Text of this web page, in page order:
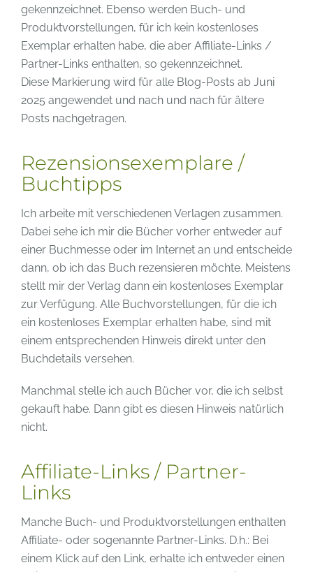
gekennzeichnet. Ebenso werden Buch- und
Produktvorstellungen, für ich kein kostenloses
Exemplar erhalten habe, die aber Affiliate-Links /
Partner-Links enthalten, so gekennzeichnet.
Diese Markierung wird für alle Blog-Posts ab Juni
2025 angewendet und nach und nach für ältere
Posts nachgetragen.
Rezensionsexemplare /
Buchtipps
Ich arbeite mit verschiedenen Verlagen zusammen.
Dabei sehe ich mir die Bücher vorher entweder auf
einer Buchmesse oder im Internet an und entscheide
dann, ob ich das Buch rezensieren möchte. Meistens
stellt mir der Verlag dann ein kostenloses Exemplar
zur Verfügung. Alle Buchvorstellungen, für die ich
ein kostenloses Exemplar erhalten habe, sind mit
einem entsprechenden Hinweis direkt unter den
Buchdetails versehen.
Manchmal stelle ich auch Bücher vor, die ich selbst
gekauft habe. Dann gibt es diesen Hinweis natürlich
nicht.
Affiliate-Links / Partner-
Links
Manche Buch- und Produktvorstellungen enthalten
Affiliate- oder sogenannte Partner-Links. D.h.: Bei
einem Klick auf den Link, erhalte ich entweder einen